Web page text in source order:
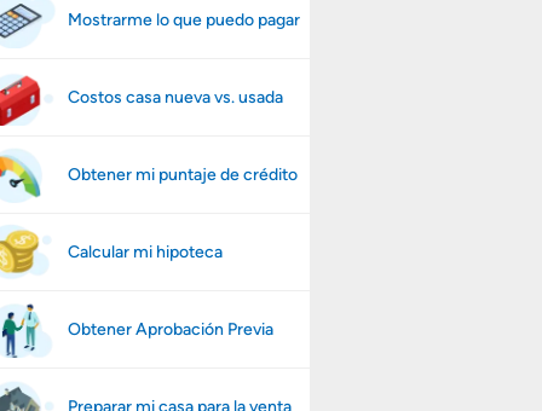
Mostrarme lo que puedo pagar
Costos casa nueva vs. usada
Obtener mi puntaje de crédito
Calcular mi hipoteca
Obtener Aprobación Previa
Preparar mi casa para la venta